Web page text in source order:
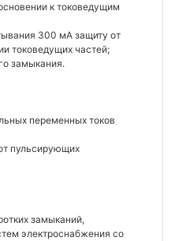
к токоведущим
300 мА защиту от
токоведущих частей;
замыкания.
переменных токов
пульсирующих
замыканий,
электроснабжения со